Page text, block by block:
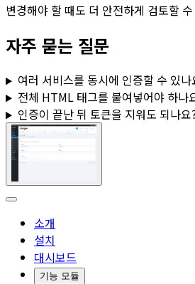
변경해야 할 때도 더 안전하게 검토할
자주 묻는 질문
여러 서비스를 동시에 인증할 수 있나
전체 HTML 태그를 붙여넣어야 하나
인증이 끝난 뒤 토큰을 지워도 되나요
소개
설치
대시보드
기능 모듈